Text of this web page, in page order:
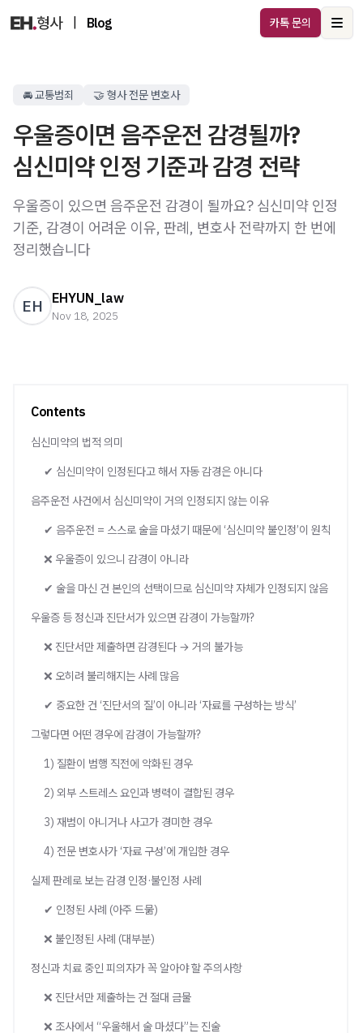
Blog 카톡 문의
🚘 교통범죄 🤝 형사 전문 변호사
우울증이면 음주운전 감경될까?
심신미약 인정 기준과 감경 전략
우울증이 있으면 음주운전 감경이 될까요? 심신미약 인정
기준, 감경이 어려운 이유, 판례, 변호사 전략까지 한 번에
정리했습니다
EH EHYUN_law
Nov 18, 2025
Contents
심신미약의 법적 의미
✔ 심신미약이 인정된다고 해서 자동 감경은 아니다
음주운전 사건에서 심신미약이 거의 인정되지 않는 이유
✔ 음주운전 = 스스로 술을 마셨기 때문에 ‘심신미약 불인정’이 원칙
❌ 우울증이 있으니 감경이 아니라
✔ 술을 마신 건 본인의 선택이므로 심신미약 자체가 인정되지 않음
우울증 등 정신과 진단서가 있으면 감경이 가능할까?
❌ 진단서만 제출하면 감경된다 → 거의 불가능
❌ 오히려 불리해지는 사례 많음
✔ 중요한 건 ‘진단서의 질’이 아니라 ‘자료를 구성하는 방식’
그렇다면 어떤 경우에 감경이 가능할까?
1) 질환이 범행 직전에 악화된 경우
2) 외부 스트레스 요인과 병력이 결합된 경우
3) 재범이 아니거나 사고가 경미한 경우
4) 전문 변호사가 ‘자료 구성’에 개입한 경우
실제 판례로 보는 감경 인정·불인정 사례
✔ 인정된 사례 (아주 드묾)
❌ 불인정된 사례 (대부분)
정신과 치료 중인 피의자가 꼭 알아야 할 주의사항
❌ 진단서만 제출하는 건 절대 금물
❌ 조사에서 “우울해서 술 마셨다”는 진술